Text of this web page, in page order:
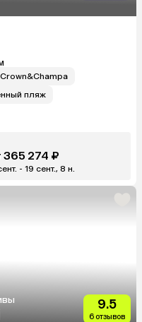
пляж
365 274 ₽
- 19 сент., 8 н.
9.5
6 отзывов